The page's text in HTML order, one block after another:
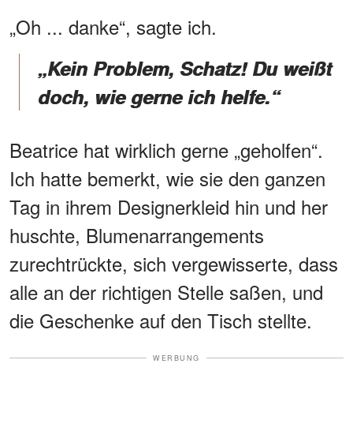
„Oh ... danke“, sagte ich.
„Kein Problem, Schatz! Du weißt
doch, wie gerne ich helfe.“
Beatrice hat wirklich gerne „geholfen“.
Ich hatte bemerkt, wie sie den ganzen
Tag in ihrem Designerkleid hin und her
huschte, Blumenarrangements
zurechtrückte, sich vergewisserte, dass
alle an der richtigen Stelle saßen, und
die Geschenke auf den Tisch stellte.
WERBUNG